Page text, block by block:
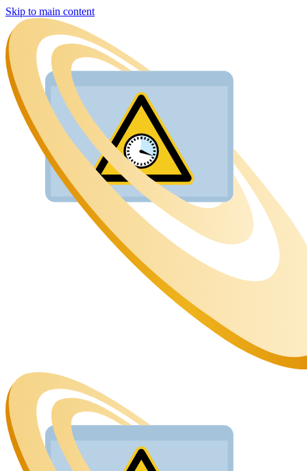
Skip to main content